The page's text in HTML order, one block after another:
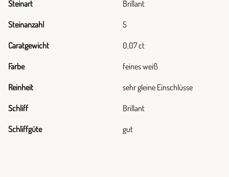
Steinart Brillant
Steinanzahl 5
Caratgewicht 0,07 ct
Farbe feines weiß
Reinheit sehr gleine Einschlüsse
Schliff Brillant
Schliffgüte gut